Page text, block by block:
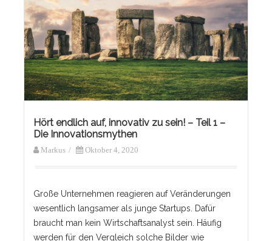
Hört endlich auf, innovativ zu sein! – Teil 1 –
Die Innovationsmythen
Markus / Oktober 4, 2020
Große Unternehmen reagieren auf Veränderungen
wesentlich langsamer als junge Startups. Dafür
braucht man kein Wirtschaftsanalyst sein. Häufig
werden für den Vergleich solche Bilder wie